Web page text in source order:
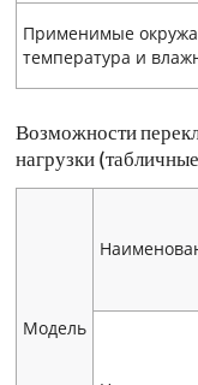
Применимые
температура и
Возможности
нагрузки
Модель